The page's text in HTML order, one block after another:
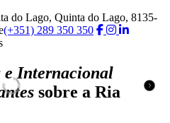
do Lago, Quinta do Lago, 8135-
(+351) 289 350 350
e Internacional
sobre a Ria
e Internacional
sobre a Ria
e Internacional
sobre a Ria
e Internacional
sobre a Ria